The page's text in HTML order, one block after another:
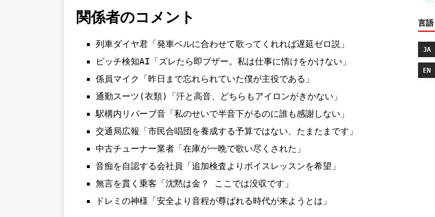
関係者のコメント
列車ダイヤ君「発車ベルに合わせて歌ってくれれば遅延ゼロ説」
ピッチ検知AI「ズレたら即ブザー。私は仕事に情けをかけない」
係員マイク「昨日まで忘れられていた僕が主役である」
通勤スーツ(衣類)「汗と高音、どちらもアイロンがきかない」
駅構内リバーブ音「私のせいで半音下がるのに誰も感謝しない」
交通局広報「市民合唱団を養成する予算ではない、たまたまです」
中古チューナー業者「在庫が一晩で歌い尽くされた」
音痴を自認する会社員「追加検査よりボイスレッスンを希望」
無言を貫く乗客「沈黙は金？ ここでは没収です」
ドレミの神様「安全より音程が尊ばれる時代が来ようとは」
言語
JA
EN